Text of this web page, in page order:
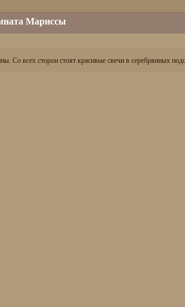
Мариссы
Со всех сторон стоят красивые свечи в серебрянных